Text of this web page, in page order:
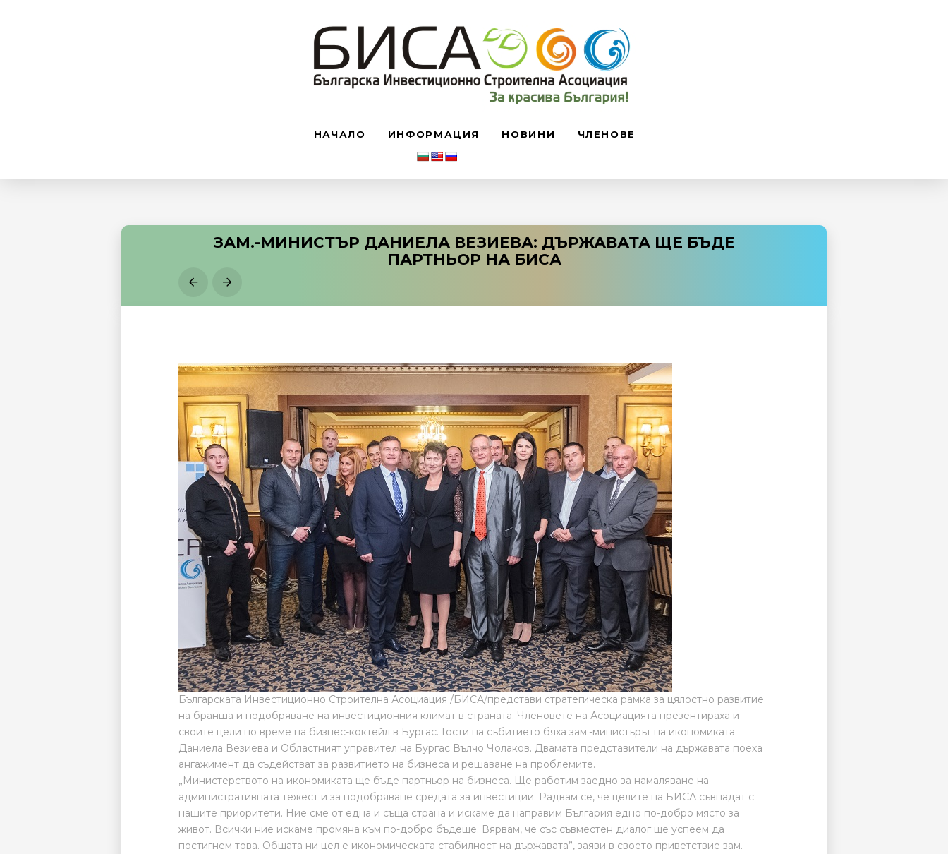
НАЧАЛО ИНФОРМАЦИЯ НОВИНИ ЧЛЕНОВЕ
ЗАМ.-МИНИСТЪР ДАНИЕЛА ВЕЗИЕВА: ДЪРЖАВАТА ЩЕ БЪДЕ
ПАРТНЬОР НА БИСА
Prev Next
Българската Инвестиционно Строителна Асоциация /БИСА/представи стратегическа рамка за цялостно развитие
на бранша и подобряване на инвестиционния климат в страната. Членовете на Асоциацията презентираха и
своите цели по време на бизнес-коктейл в Бургас. Гости на събитието бяха зам.-министърът на икономиката
Даниела Везиева и Областният управител на Бургас Вълчо Чолаков. Двамата представители на държавата поеха
ангажимент да съдействат за развитието на бизнеса и решаване на проблемите.
„Министерството на икономиката ще бъде партньор на бизнеса. Ще работим заедно за намаляване на
административната тежест и за подобряване средата за инвестиции. Радвам се, че целите на БИСА съвпадат с
нашите приоритети. Ние сме от една и съща страна и искаме да направим България едно по-добро място за
живот. Всички ние искаме промяна към по-добро бъдеще. Вярвам, че със съвместен диалог ще успеем да
постигнем това. Общата ни цел е икономическата стабилност на държавата”, заяви в своето приветствие зам.-